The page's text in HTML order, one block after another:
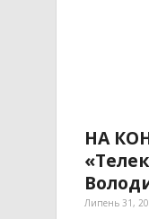
НА
Липень 31,